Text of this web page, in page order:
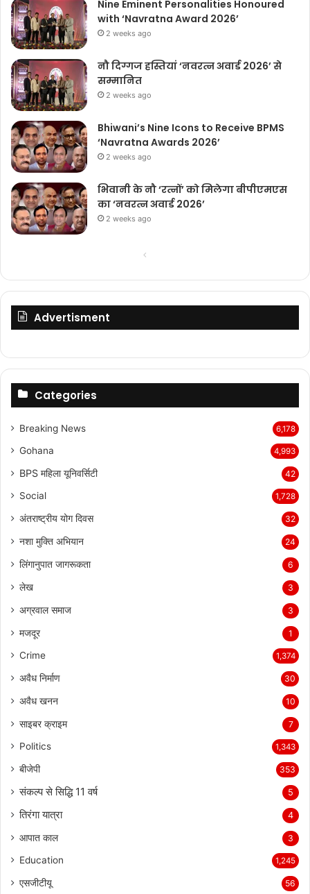
Nine Eminent Personalities Honoured
with ‘Navratna Award 2026’
2 weeks ago
नौ दिग्गज हस्तियां ‘नवरत्न अवार्ड 2026’ से
सम्मानित
2 weeks ago
Bhiwani’s Nine Icons to Receive BPMS
‘Navratna Awards 2026’
2 weeks ago
भिवानी के नौ ‘रत्नों’ को मिलेगा बीपीएमएस
का ‘नवरत्न अवार्ड 2026’
2 weeks ago
Previous
Advertisment
Categories
Breaking News 6,178
Gohana 4,993
BPS महिला यूनिवर्सिटी 42
Social 1,728
अंतराष्ट्रीय योग दिवस 32
नशा मुक्ति अभियान 24
लिंगानुपात जागरूकता 6
लेख 3
अग्रवाल समाज 3
मजदूर 1
Crime 1,374
अवैध निर्माण 30
अवैध खनन 10
साइबर क्राइम 7
Politics 1,343
बीजेपी 353
संकल्प से सिद्धि 11 वर्ष 5
तिरंगा यात्रा 4
आपात काल 3
Education 1,245
एसजीटीयू 56